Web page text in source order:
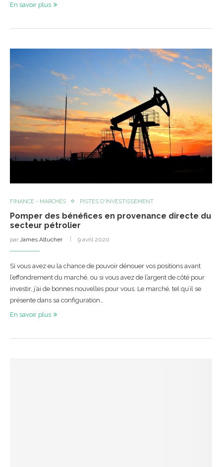
En savoir plus
FINANCE - MARCHÉS PISTES D'INVESTISSEMENT
Pomper des bénéfices en provenance directe du
secteur pétrolier
par James Altucher 9 avril 2020
Si vous avez eu la chance de pouvoir dénouer vos positions avant
l’effondrement du marché, ou si vous avez de l’argent de côté pour
investir, j’ai de bonnes nouvelles pour vous. Le marché, tel qu’il se
présente dans sa configuration…
En savoir plus